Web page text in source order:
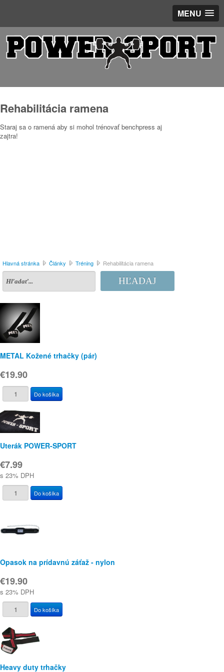
MENU
Rehabilitácia ramena
Staraj sa o ramená aby si mohol trénovať benchpress aj
zajtra!
Hlavná stránka Články Tréning Rehabilitácia ramena
HĽADAJ
METAL Kožené trhačky (pár)
€19.90
Uterák POWER-SPORT
€7.99
s 23% DPH
Opasok na prídavnú záťaž - nylon
€19.90
s 23% DPH
Heavy duty trhačky